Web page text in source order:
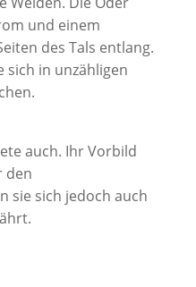
und einem
des Tals entlang.
sich in unzähligen
auch. Ihr Vorbild
den
sie sich jedoch auch